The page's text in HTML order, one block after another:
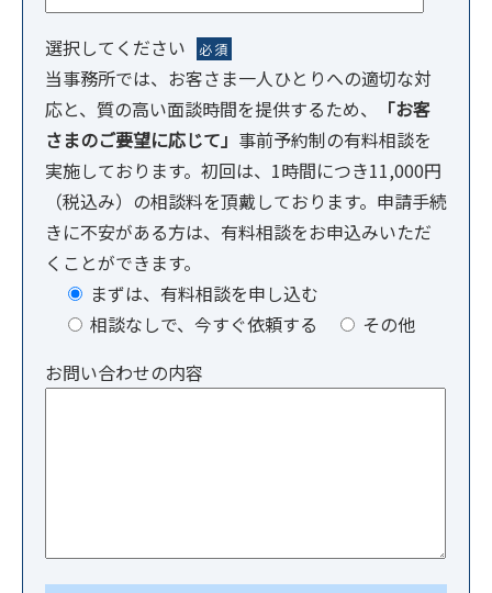
選択してください 必須
当事務所では、お客さま一人ひとりへの適切な対
応と、質の高い面談時間を提供するため、
「お客
さまのご要望に応じて」 事前予約制の有料相談を
実施しております。初回は、1時間につき11,000円
（税込み）の相談料を頂戴しております。申請手続
きに不安がある方は、有料相談をお申込みいただ
くことができます。
まずは、有料相談を申し込む
相談なしで、今すぐ依頼する
その他
お問い合わせの内容